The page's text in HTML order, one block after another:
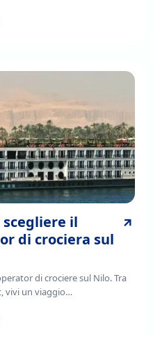
il
di crociera sul
di crociere sul Nilo. Tra
vivi un viaggio